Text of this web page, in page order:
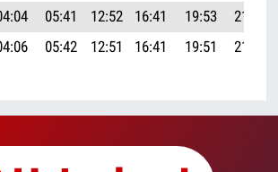
05:41 12:52 16:41 19:53
21:22
05:42 12:51 16:41 19:51 21:21